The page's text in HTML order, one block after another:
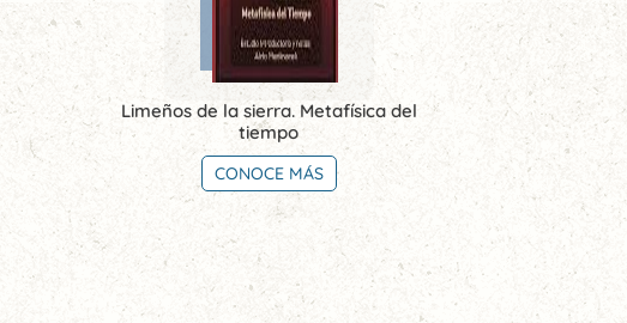
Limeños de la sierra. Metafísica del
tiempo
CONOCE MÁS